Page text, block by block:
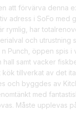
att förvärva denna
adress i SoFo med
rymlig, har
och utrustning
Punch, öppen spis i
samt vacker
kök tillverkat av det
och byggdes av
med
Måste upplevas